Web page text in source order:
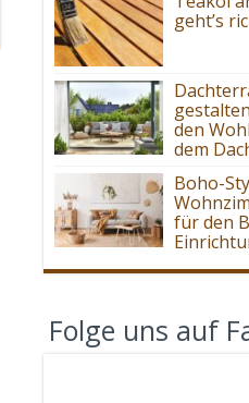
geht’s
den
dem
Boho-
für den
Folge uns auf